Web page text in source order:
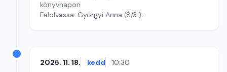
könyvnapon
Felolvassa: Györgyi Anna (8/3.)
2025. 11. 18. kedd 10:30